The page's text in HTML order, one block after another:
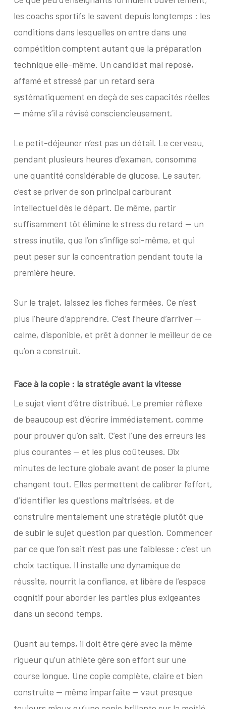
les coachs sportifs le savent depuis longtemps : les
conditions dans lesquelles on entre dans une
compétition comptent autant que la préparation
technique elle-même. Un candidat mal reposé,
affamé et stressé par un retard sera
systématiquement en deçà de ses capacités réelles
— même s’il a révisé consciencieusement.
Le petit-déjeuner n’est pas un détail. Le cerveau,
pendant plusieurs heures d’examen, consomme
une quantité considérable de glucose. Le sauter,
c’est se priver de son principal carburant
intellectuel dès le départ. De même, partir
suffisamment tôt élimine le stress du retard — un
stress inutile, que l’on s’inflige soi-même, et qui
peut peser sur la concentration pendant toute la
première heure.
Sur le trajet, laissez les fiches fermées. Ce n’est
plus l’heure d’apprendre. C’est l’heure d’arriver —
calme, disponible, et prêt à donner le meilleur de ce
qu’on a construit.
Face à la copie : la stratégie avant la vitesse
Le sujet vient d’être distribué. Le premier réflexe
de beaucoup est d’écrire immédiatement, comme
pour prouver qu’on sait. C’est l’une des erreurs les
plus courantes — et les plus coûteuses. Dix
minutes de lecture globale avant de poser la plume
changent tout. Elles permettent de calibrer l’effort,
d’identifier les questions maîtrisées, et de
construire mentalement une stratégie plutôt que
de subir le sujet question par question. Commencer
par ce que l’on sait n’est pas une faiblesse : c’est un
choix tactique. Il installe une dynamique de
réussite, nourrit la confiance, et libère de l’espace
cognitif pour aborder les parties plus exigeantes
dans un second temps.
Quant au temps, il doit être géré avec la même
rigueur qu’un athlète gère son effort sur une
course longue. Une copie complète, claire et bien
construite — même imparfaite — vaut presque